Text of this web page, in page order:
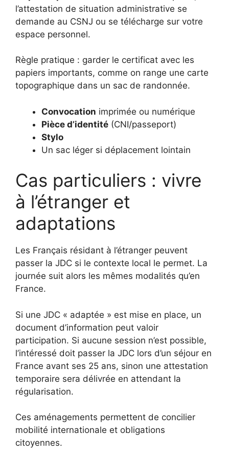
l’attestation de situation administrative se
demande au CSNJ ou se télécharge sur votre
espace personnel.
Règle pratique : garder le certificat avec les
papiers importants, comme on range une carte
topographique dans un sac de randonnée.
Convocation imprimée ou numérique
Pièce d’identité (CNI/passeport)
Stylo
Un sac léger si déplacement lointain
Cas particuliers : vivre
à l’étranger et
adaptations
Les Français résidant à l’étranger peuvent
passer la JDC si le contexte local le permet. La
journée suit alors les mêmes modalités qu’en
France.
Si une JDC « adaptée » est mise en place, un
document d’information peut valoir
participation. Si aucune session n’est possible,
l’intéressé doit passer la JDC lors d’un séjour en
France avant ses 25 ans, sinon une attestation
temporaire sera délivrée en attendant la
régularisation.
Ces aménagements permettent de concilier
mobilité internationale et obligations
citoyennes.